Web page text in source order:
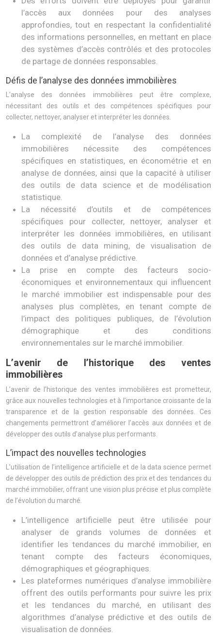
l’accès aux données pour des analyses
approfondies, tout en respectant la confidentialité
des informations personnelles, en mettant en place
des systèmes d’accès contrôlés et des protocoles
de partage de données responsables.
Défis de l’analyse des données immobilières
L’analyse des données immobilières peut être complexe,
nécessitant des outils et des compétences spécifiques pour
collecter, nettoyer, analyser et interpréter les données.
La complexité de l’analyse des données
immobilières nécessite des compétences
spécifiques en statistiques, en économétrie et en
analyse de données, ainsi que la capacité à utiliser
des outils de data science et de modélisation
statistique.
La nécessité d’outils et de compétences
spécifiques pour collecter, nettoyer, analyser et
interpréter les données immobilières, en utilisant
des outils de data mining, de visualisation de
données et d’analyse prédictive.
La prise en compte des facteurs socio-
économiques et environnementaux qui influencent
le marché immobilier est indispensable pour des
analyses plus complètes, en tenant compte de
l’impact des politiques publiques, de l’évolution
démographique et des conditions
environnementales sur le marché immobilier.
L’avenir de l’historique des ventes
immobilières
L’avenir de l’historique des ventes immobilières est prometteur,
grâce aux nouvelles technologies et à l’importance croissante de la
transparence et de la gestion responsable des données. Ces
changements permettront d’améliorer l’accès aux données et de
développer des outils d’analyse plus performants.
L’impact des nouvelles technologies
L’utilisation de l’intelligence artificielle et de la data science permet
de développer des outils de prédiction des prix et des tendances du
marché immobilier, offrant une vision plus précise et plus complète
de l’évolution du marché.
L’intelligence artificielle peut être utilisée pour
analyser de grands volumes de données et
identifier les tendances du marché immobilier, en
tenant compte des facteurs économiques,
démographiques et géographiques.
Les plateformes numériques d’analyse immobilière
offrent des outils performants pour suivre les prix
et les tendances du marché, en utilisant des
algorithmes d’analyse prédictive et des outils de
visualisation de données.